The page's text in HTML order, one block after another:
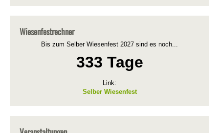
Wiesenfestrechner
Bis zum Selber Wiesenfest 2027 sind es noch...
333 Tage
Link:
Selber Wiesenfest